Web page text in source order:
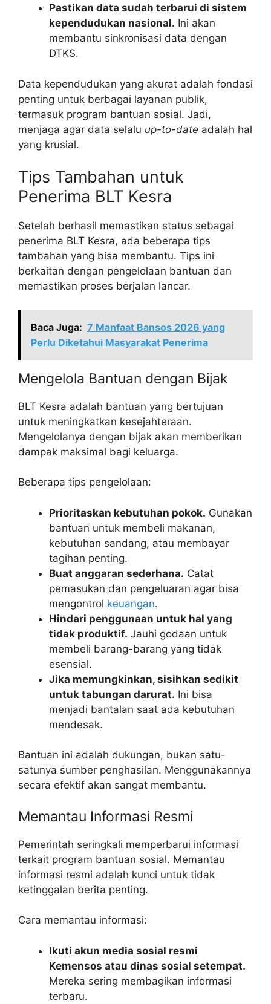
Pastikan data sudah terbarui di sistem
kependudukan nasional. Ini akan
membantu sinkronisasi data dengan
DTKS.
Data kependudukan yang akurat adalah fondasi
penting untuk berbagai layanan publik,
termasuk program bantuan sosial. Jadi,
menjaga agar data selalu up-to-date adalah hal
yang krusial.
Tips Tambahan untuk
Penerima BLT Kesra
Setelah berhasil memastikan status sebagai
penerima BLT Kesra, ada beberapa tips
tambahan yang bisa membantu. Tips ini
berkaitan dengan pengelolaan bantuan dan
memastikan proses berjalan lancar.
Baca Juga: 7 Manfaat Bansos 2026 yang
Perlu Diketahui Masyarakat Penerima
Mengelola Bantuan dengan Bijak
BLT Kesra adalah bantuan yang bertujuan
untuk meningkatkan kesejahteraan.
Mengelolanya dengan bijak akan memberikan
dampak maksimal bagi keluarga.
Beberapa tips pengelolaan:
Prioritaskan kebutuhan pokok. Gunakan
bantuan untuk membeli makanan,
kebutuhan sandang, atau membayar
tagihan penting.
Buat anggaran sederhana. Catat
pemasukan dan pengeluaran agar bisa
mengontrol keuangan.
Hindari penggunaan untuk hal yang
tidak produktif. Jauhi godaan untuk
membeli barang-barang yang tidak
esensial.
Jika memungkinkan, sisihkan sedikit
untuk tabungan darurat. Ini bisa
menjadi bantalan saat ada kebutuhan
mendesak.
Bantuan ini adalah dukungan, bukan satu-
satunya sumber penghasilan. Menggunakannya
secara efektif akan sangat membantu.
Memantau Informasi Resmi
Pemerintah seringkali memperbarui informasi
terkait program bantuan sosial. Memantau
informasi resmi adalah kunci untuk tidak
ketinggalan berita penting.
Cara memantau informasi:
Ikuti akun media sosial resmi
Kemensos atau dinas sosial setempat.
Mereka sering membagikan informasi
terbaru.